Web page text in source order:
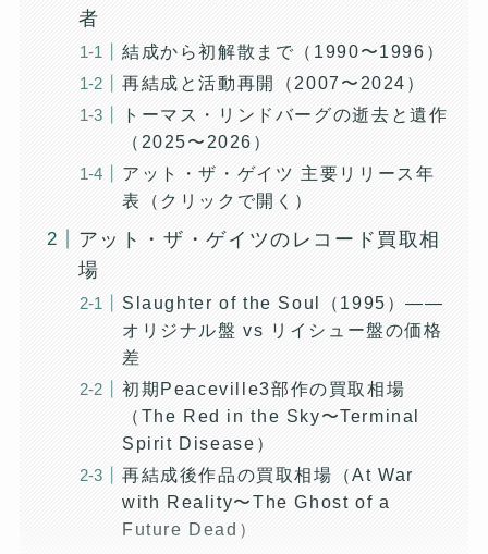
者
結成から初解散まで（1990〜1996）
再結成と活動再開（2007〜2024）
トーマス・リンドバーグの逝去と遺作
（2025〜2026）
アット・ザ・ゲイツ 主要リリース年
表（クリックで開く）
アット・ザ・ゲイツのレコード買取相
場
Slaughter of the Soul（1995）——
オリジナル盤 vs リイシュー盤の価格
差
初期Peaceville3部作の買取相場
（The Red in the Sky〜Terminal
Spirit Disease）
再結成後作品の買取相場（At War
with Reality〜The Ghost of a
Future Dead）